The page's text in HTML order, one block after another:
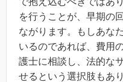
を行うことが、早期の
ながります。もしあな
いるのであれば、費用
護士に相談し、法的な
せるという選択肢もあり